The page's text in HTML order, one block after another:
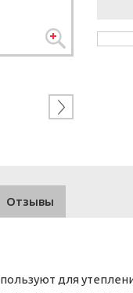
Отзывы
для